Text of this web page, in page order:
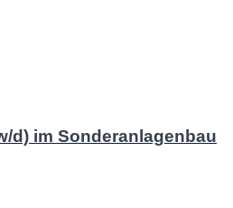
d) im Sonderanlagenbau